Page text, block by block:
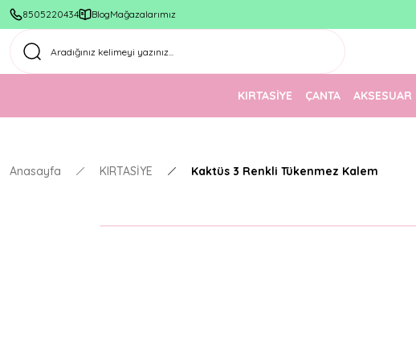
8505220434 BlogMağazalarımız
KIRTASİYE ÇANTA AKSESUAR
Anasayfa KIRTASİYE Kaktüs 3 Renkli Tükenmez Kalem